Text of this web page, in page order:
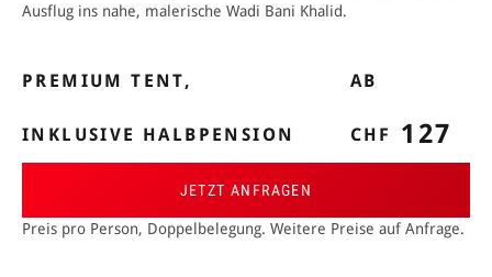
Ausflug ins nahe, malerische Wadi Bani Khalid.
PREMIUM TENT,
INKLUSIVE HALBPENSION
AB
CHF 127
JETZT ANFRAGEN
Preis pro Person, Doppelbelegung. Weitere Preise auf Anfrage.